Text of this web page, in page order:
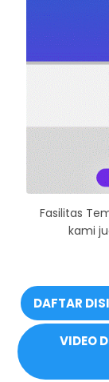
Fasilitas
kami
DAFTAR
VIDEO